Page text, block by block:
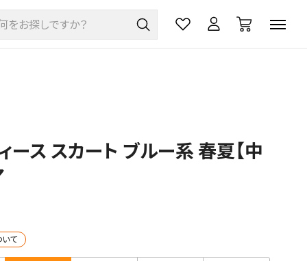
ース スカート ブルー系 春夏【中
て